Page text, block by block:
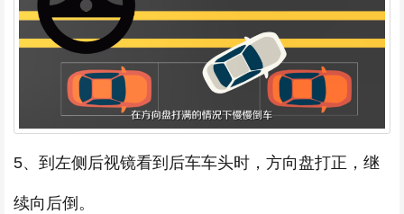
5、到左侧后视镜看到后车车头时，方向盘打正，继
续向后倒。